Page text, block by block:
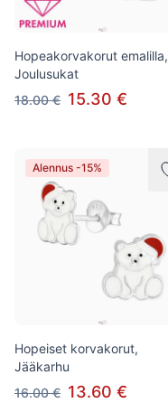
Hopeakorvakorut emalilla,
Joulusukat
18.00 € 15.30 €
Alennus -15%
Hopeiset korvakorut,
Jääkarhu
16.00 € 13.60 €